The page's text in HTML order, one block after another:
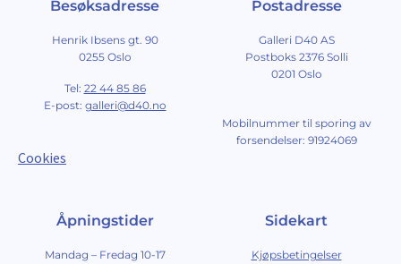
Besøksadresse
Henrik Ibsens gt. 90
0255 Oslo
Tel: 22 44 85 86
E-post: galleri@d40.no
Cookies
Postadresse
Galleri D40 AS
Postboks 2376 Solli
0201 Oslo
Mobilnummer til sporing av
forsendelser: 91924069
Åpningstider
Mandag – Fredag 10-17
Sidekart
Kjøpsbetingelser